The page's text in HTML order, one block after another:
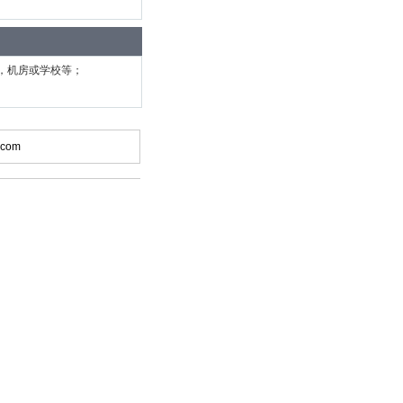
房或学校等；